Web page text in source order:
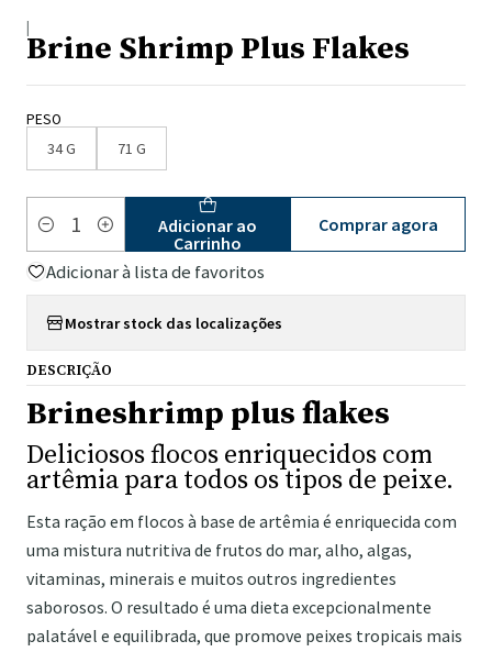
|
Brine Shrimp Plus Flakes
PESO
34 G 71 G
Quantidade
Adicionar ao
Carrinho
Comprar agora
Adicionar à lista de favoritos
Mostrar stock das localizações
DESCRIÇÃO
Brineshrimp plus flakes
Deliciosos flocos enriquecidos com
artêmia para todos os tipos de peixe.
Esta ração em flocos à base de artêmia é enriquecida com
uma mistura nutritiva de frutos do mar, alho, algas,
vitaminas, minerais e muitos outros ingredientes
saborosos. O resultado é uma dieta excepcionalmente
palatável e equilibrada, que promove peixes tropicais mais